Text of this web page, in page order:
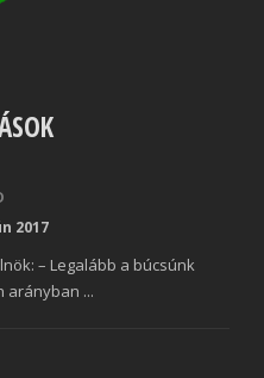
2017
– Legalább a búcsúnk
arányban ...